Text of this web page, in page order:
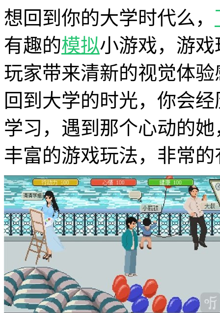
想回到你的大学时代么，
有趣的模拟小游戏，游戏
玩家带来清新的视觉体
回到大学的时光，你会
学习，遇到那个心动的
丰富的游戏玩法，非常的